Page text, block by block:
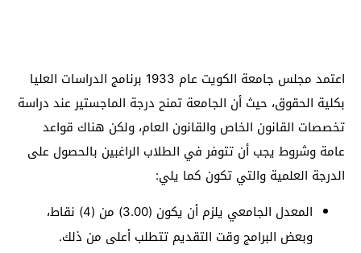
اعتمد مجلس جامعة الكويت عام 1933 برنامج الدراسات العليا
بكلية الحقوق، حيث أن الجامعة تمنح درجة الماجستير عند دراسة
تخصصات القانون الخاص والقانون العام، ولكن هناك قواعد
عامة وشروط يجب أن تتوفر في الطلاب الراغبين بالحصول على
الدرجة العلمية والتي تكون كما يلي:
المعدل الجامعي يلزم أن يكون (3.00) من (4) نقاط،
وبعض البرامج وقت التقديم تتطلب أعلى من ذلك.